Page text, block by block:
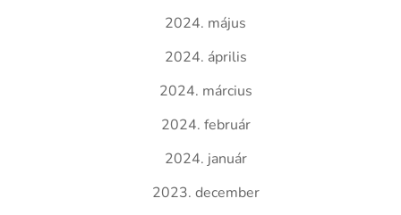
2024. május
2024. április
2024. március
2024. február
2024. január
2023. december